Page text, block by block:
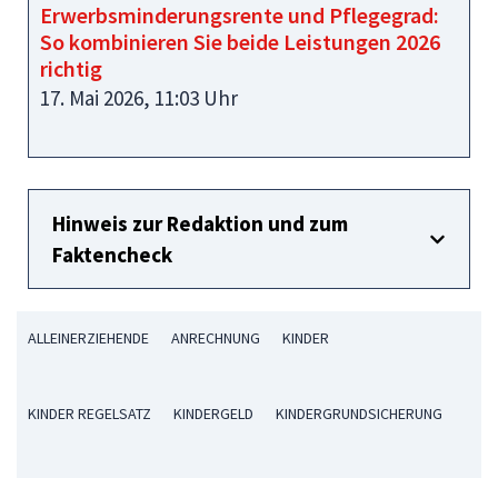
Erwerbsminderungsrente und Pflegegrad:
So kombinieren Sie beide Leistungen 2026
richtig
17. Mai 2026, 11:03 Uhr
Hinweis zur Redaktion und zum
Faktencheck
ALLEINERZIEHENDE ANRECHNUNG KINDER
KINDER REGELSATZ KINDERGELD KINDERGRUNDSICHERUNG